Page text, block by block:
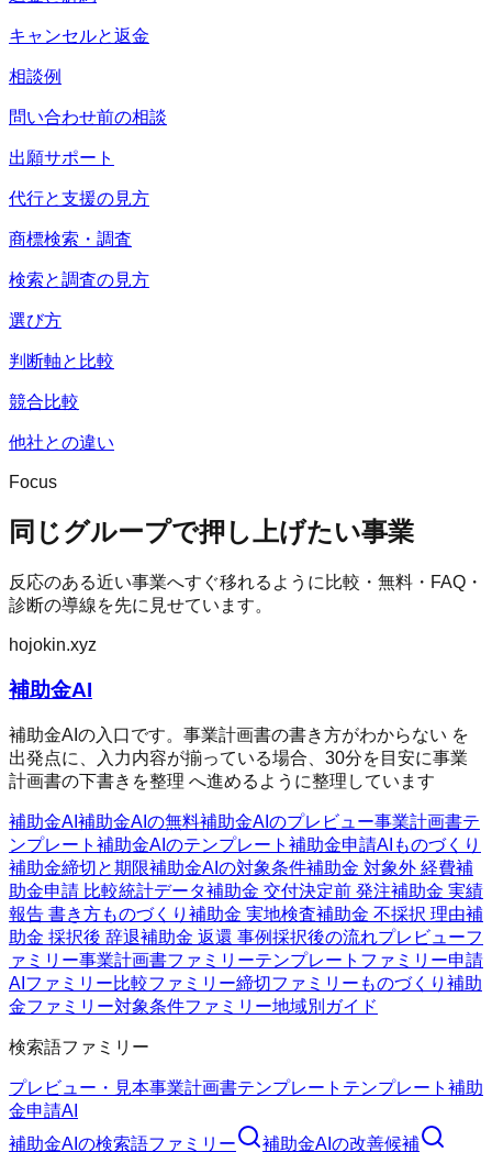
キャンセルと返金
相談例
問い合わせ前の相談
出願サポート
代行と支援の見方
商標検索・調査
検索と調査の見方
選び方
判断軸と比較
競合比較
他社との違い
Focus
同じグループで押し上げたい事業
反応のある近い事業へすぐ移れるように比較・無料・FAQ・
診断の導線を先に見せています。
hojokin.xyz
補助金AI
補助金AIの入口です。事業計画書の書き方がわからない を
出発点に、入力内容が揃っている場合、30分を目安に事業
計画書の下書きを整理 へ進めるように整理しています
補助金AI 補助金AIの無料補助金AIのプレビュー事業計画書テ
ンプレート 補助金AIのテンプレート 補助金申請AI ものづくり
補助金締切と期限補助金AIの対象条件補助金 対象外 経費補
助金申請 比較統計データ補助金 交付決定前 発注補助金 実績
報告 書き方ものづくり補助金 実地検査補助金 不採択 理由補
助金 採択後 辞退補助金 返還 事例採択後の流れプレビューフ
ァミリー事業計画書ファミリーテンプレートファミリー申請
AIファミリー比較ファミリー締切ファミリー ものづくり補助
金ファミリー対象条件ファミリー地域別ガイド
検索語ファミリー
プレビュー・見本事業計画書テンプレート テンプレート 補助
金申請AI
補助金AI の検索語ファミリー 補助金AI の改善候補